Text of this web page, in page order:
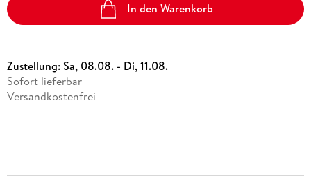
In den Warenkorb
Zustellung:Sa, 08.08. - Di, 11.08.
Sofort lieferbar
Versandkostenfrei